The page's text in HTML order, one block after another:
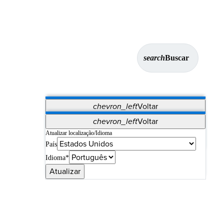
searchBuscar
chevron_leftVoltar
Vet Systems OrthoPedia Patient
Supplier Portal
Synergy Imaging & Resection
chevron_leftVoltar
Atualizar localização/Idioma
País
Idioma*
Atualizar